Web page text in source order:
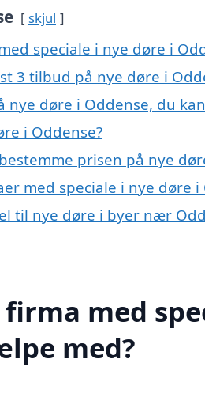
skjul
speciale i nye døre i
3 tilbud på nye døre i
nye døre i Oddense, du
i Oddense?
prisen på nye
med speciale i nye døre
til nye døre i byer nær
med
med?